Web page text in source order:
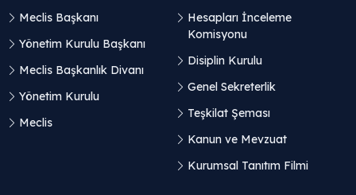
Meclis Başkanı
Yönetim Kurulu Başkanı
Meclis Başkanlık Divanı
Yönetim Kurulu
Meclis
Hesapları İnceleme
Komisyonu
Disiplin Kurulu
Genel Sekreterlik
Teşkilat Şeması
Kanun ve Mevzuat
Kurumsal Tanıtım Filmi